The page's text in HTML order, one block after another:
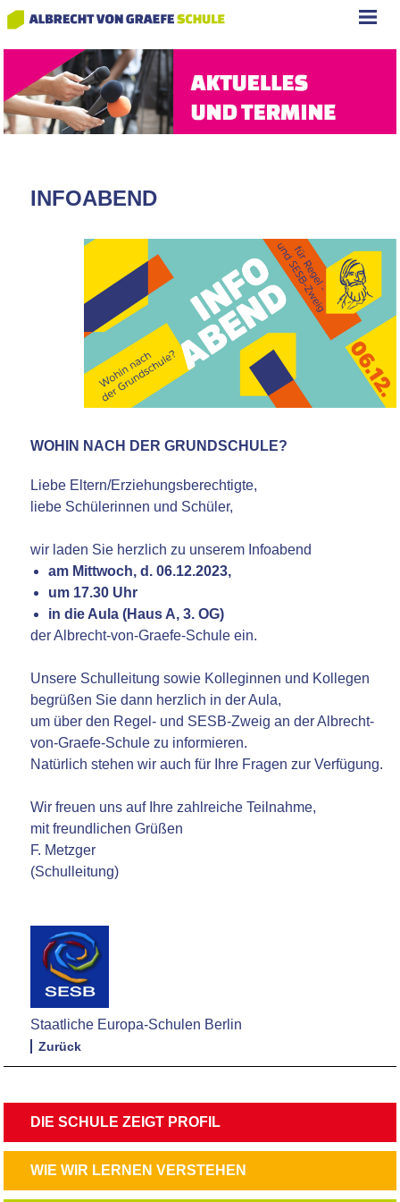
INFOABEND
WOHIN NACH DER GRUNDSCHULE?
Liebe Eltern/Erziehungsberechtigte,
liebe Schülerinnen und Schüler,
wir laden Sie herzlich zu unserem Infoabend
am Mittwoch, d. 06.12.2023,
um 17.30 Uhr
in die Aula (Haus A, 3. OG)
der Albrecht-von-Graefe-Schule ein.
Unsere Schulleitung sowie Kolleginnen und Kollegen
begrüßen Sie dann herzlich in der Aula,
um über den Regel- und SESB-Zweig an der Albrecht-
von-Graefe-Schule zu informieren.
Natürlich stehen wir auch für Ihre Fragen zur Verfügung.
Wir freuen uns auf Ihre zahlreiche Teilnahme,
mit freundlichen Grüßen
F. Metzger
(Schulleitung)
Staatliche Europa-Schulen Berlin
Zurück
NAVIGATION
ÜBERSPRINGEN
DIE SCHULE ZEIGT PROFIL
NAVIGATION
ÜBERSPRINGEN
WIE WIR LERNEN VERSTEHEN